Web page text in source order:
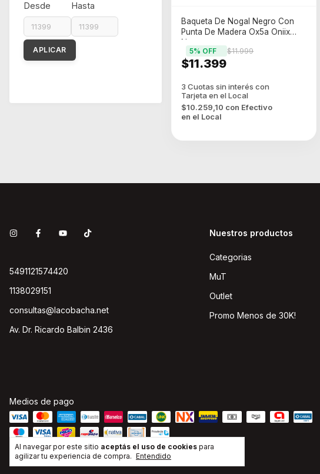
Al navegar por este sitio aceptás el uso de cookies para
agilizar tu experiencia de compra. Entendido
Desde Hasta
APLICAR
Baqueta De Nogal Negro Con
Punta De Madera Ox5a Oniix
Negra
$11.399
$11.999
5% OFF
$10.259,10 con Efectivo
en el Local
5491121574420
1138029151
consultas@lacobacha.net
Av. Dr. Ricardo Balbin 2436
Nuestros productos
Categorias
MuT
Outlet
Promo Menos de 30K!
Medios de pago